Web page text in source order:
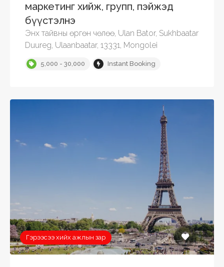
маркетинг хийж, групп, пэйжэд
бүүстэлнэ
Энх тайвны өргөн чөлөө, Ulan Bator, Sukhbaatar
Duureg, Ulaanbaatar, 13331, Mongolei
5,000 - 30,000 Instant Booking
Гэрээсээ хийх ажлын зар